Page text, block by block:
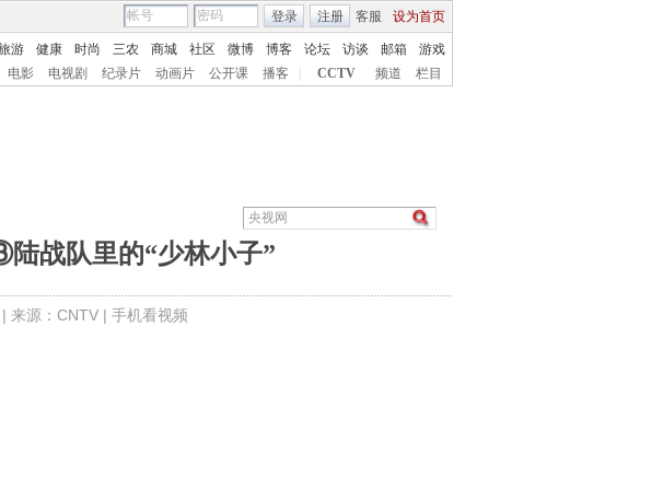
客服 设为首页
登录 注册
游 健康 时尚 三农 商城 社区 微博 博客 论坛 访谈 邮箱
游戏
电影 电视剧 纪录片 动画片 公开课 播客 CCTV 频道 栏目
陆战队里的“少林小子”
| 来源：CNTV | 手机看视频